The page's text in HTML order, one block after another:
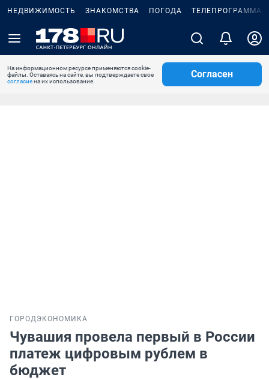
НЕДВИЖИМОСТЬ ЗНАКОМСТВА ПОГОДА ТЕЛЕПРОГРАММА
На информационном ресурсе применяются cookie-
файлы. Оставаясь на сайте, вы подтверждаете свое
согласиена их использование.
Согласен
ГОРОДЭКОНОМИКА
Чувашия провела первый в России
платеж цифровым рублем в
бюджет